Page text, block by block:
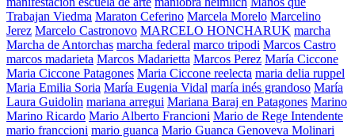
Trabajan Viedma Maraton Ceferino Marcela Morelo Marcelino
Jerez Marcelo Castronovo MARCELO HONCHARUK marcha
Marcha de Antorchas marcha federal marco tripodi Marcos Castro
marcos madarieta Marcos Madarietta Marcos Perez María Ciccone
Maria Ciccone Patagones Maria Ciccone reelecta maria delia ruppel
Maria Emilia Soria María Eugenia Vidal maría inés grandoso María
Laura Guidolin mariana arregui Mariana Baraj en Patagones Marino
Marino Ricardo Mario Alberto Francioni Mario de Rege Intendente
mario franccioni mario guanca Mario Guanca Genoveva Molinari